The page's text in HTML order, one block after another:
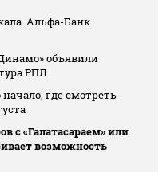
Альфа-Банк
объявили
РПЛ
начало, где смотреть
с «Галатасараем» или
возможность